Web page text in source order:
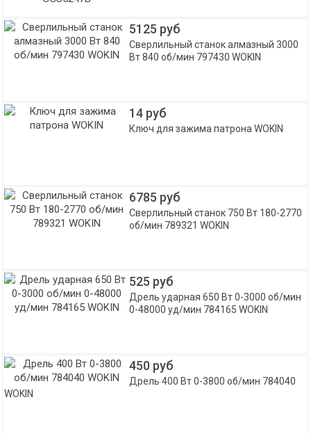
5125 руб
Сверлильный станок алмазный 3000
Вт 840 об/мин 797430 WOKIN
14 руб
Ключ для зажима патрона WOKIN
6785 руб
Сверлильный станок 750 Вт 180-2770
об/мин 789321 WOKIN
525 руб
Дрель ударная 650 Вт 0-3000 об/мин
0-48000 уд/мин 784165 WOKIN
450 руб
Дрель 400 Вт 0-3800 об/мин 784040
WOKIN